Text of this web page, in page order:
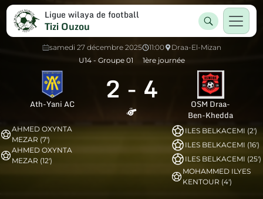
Ligue wilaya de football
Tizi Ouzou
samedi 27 décembre 2025 11:00
Draa-El-Mizan
U14 - Groupe 01
1ère journée
Ath-Yani AC 2 - 4
OSM Draa-
Ben-Khedda
AHMED OXYNTA
MEZAR (7')
AHMED OXYNTA
MEZAR (12')
ILES BELKACEMI (2')
ILES BELKACEMI (16')
ILES BELKACEMI (25')
MOHAMMED ILYES
KENTOUR (4')